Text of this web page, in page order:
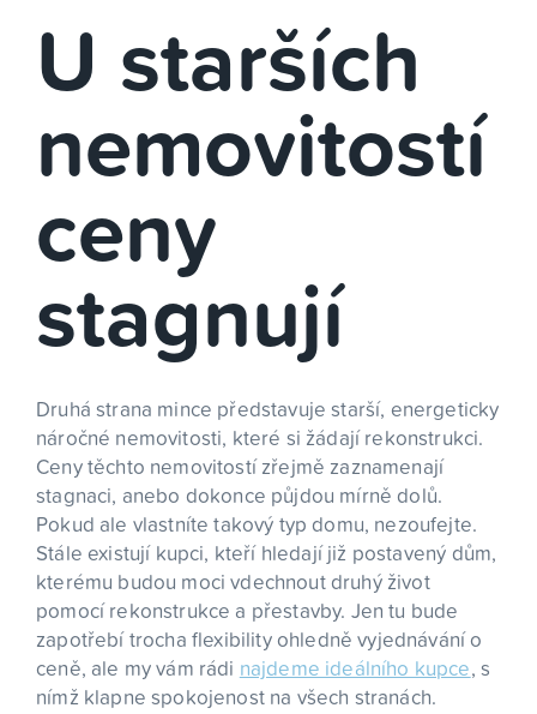
U starších
nemovitostí
ceny
stagnují
Druhá strana mince představuje starší, energeticky
náročné nemovitosti, které si žádají rekonstrukci.
Ceny těchto nemovitostí zřejmě zaznamenají
stagnaci, anebo dokonce půjdou mírně dolů.
Pokud ale vlastníte takový typ domu, nezoufejte.
Stále existují kupci, kteří hledají již postavený dům,
kterému budou moci vdechnout druhý život
pomocí rekonstrukce a přestavby. Jen tu bude
zapotřebí trocha flexibility ohledně vyjednávání o
ceně, ale my vám rádi najdeme ideálního kupce, s
nímž klapne spokojenost na všech stranách.